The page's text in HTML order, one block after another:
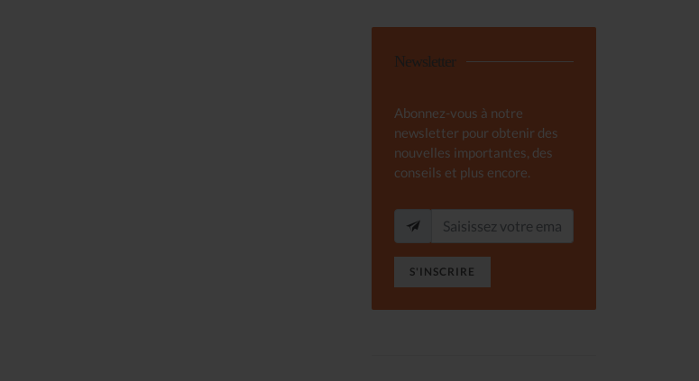
Newsletter
Abonnez-vous à notre
newsletter pour obtenir des
nouvelles importantes, des
conseils et plus encore.
S'INSCRIRE